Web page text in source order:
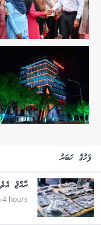
ފަހުގެ ޚަބަރު
ރާއްޖެ އެތެރެކުރަން
4 hours